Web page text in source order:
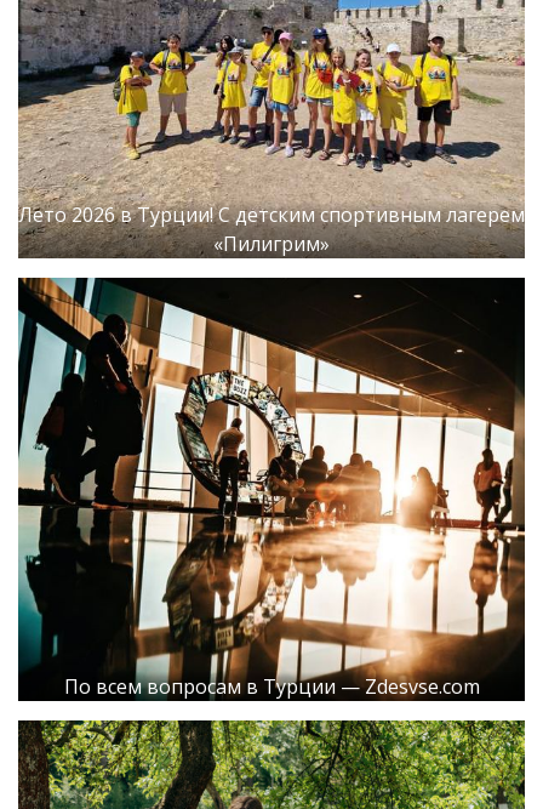
Лето 2026 в Турции! С детским спортивным лагерем
«Пилигрим»
По всем вопросам в Турции — Zdesvse.com